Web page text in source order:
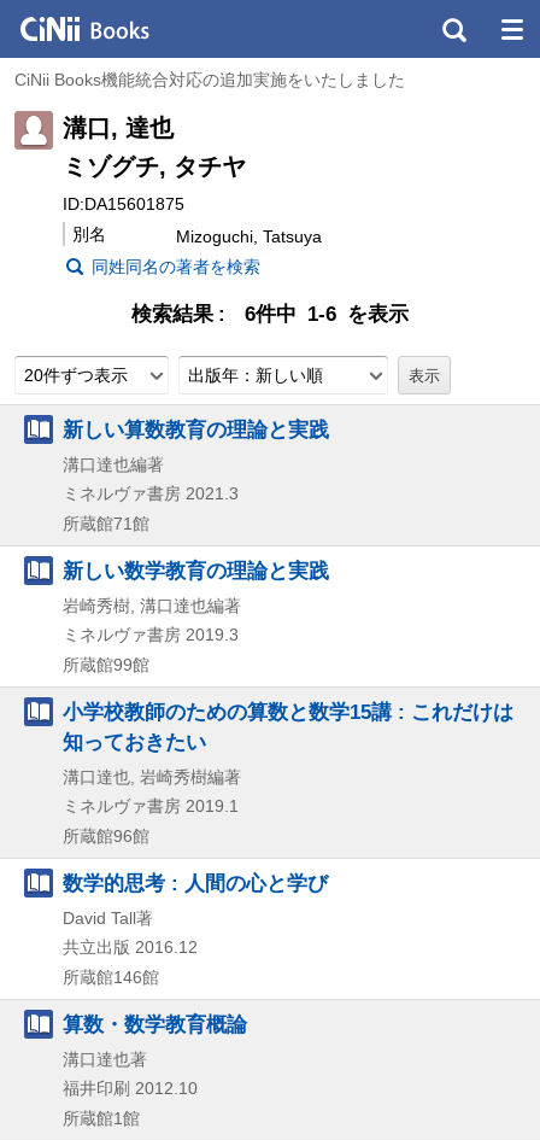
CiNii Books機能統合対応の追加実施をいたしました
溝口, 達也
ミゾグチ, タチヤ
ID:DA15601875
別名
Mizoguchi, Tatsuya
同姓同名の著者を検索
検索結果 6件中 1-6 を表示
20件ずつ表示 出版年：新しい順
新しい算数教育の理論と実践
溝口達也編著
ミネルヴァ書房 2021.3
所蔵館71館
新しい数学教育の理論と実践
岩崎秀樹, 溝口達也編著
ミネルヴァ書房 2019.3
所蔵館99館
小学校教師のための算数と数学15講 : これだけは
知っておきたい
溝口達也, 岩崎秀樹編著
ミネルヴァ書房 2019.1
所蔵館96館
数学的思考 : 人間の心と学び
David Tall著
共立出版 2016.12
所蔵館146館
算数・数学教育概論
溝口達也著
福井印刷 2012.10
所蔵館1館